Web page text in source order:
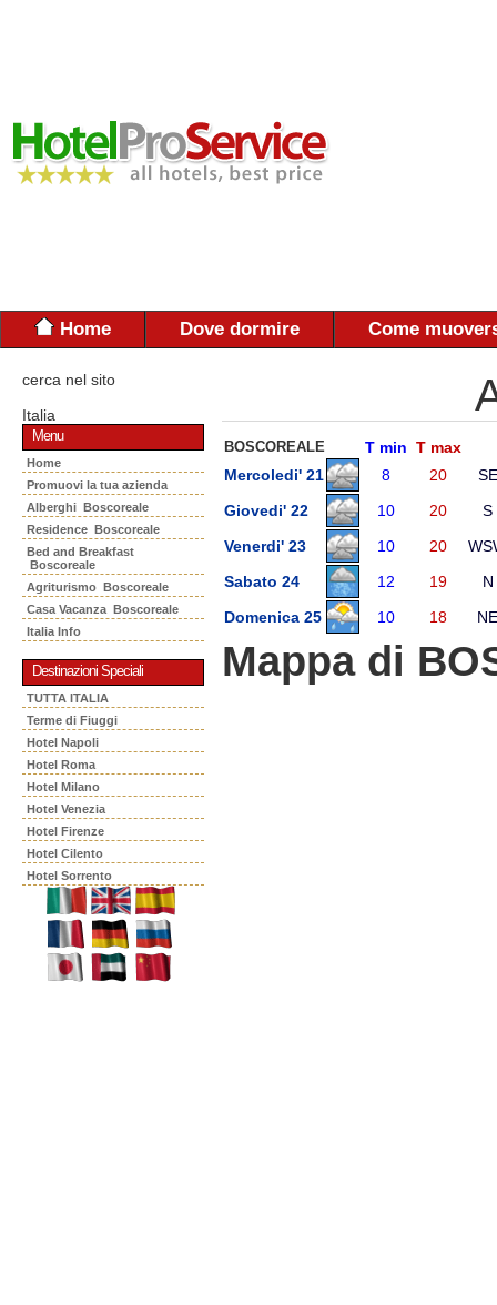
Home Dove dormire Come
cerca nel sito
Italia
Menu
Home
Promuovi la tua azienda
Alberghi Boscoreale
Residence Boscoreale
Bed and Breakfast
Boscoreale
Agriturismo Boscoreale
Casa Vacanza Boscoreale
Italia Info
Destinazioni Speciali
TUTTA ITALIA
Terme di Fiuggi
Hotel Napoli
Hotel Roma
Hotel Milano
Hotel Venezia
Hotel Firenze
Hotel Cilento
Hotel Sorrento
BOSCOREALE T min T max
Mercoledi' 21
8 20
SE
Giovedi' 22
10 20
S
Venerdi' 23
10 20
Sabato 24
12 19
N
Domenica 25
10 18 NE
Mappa di